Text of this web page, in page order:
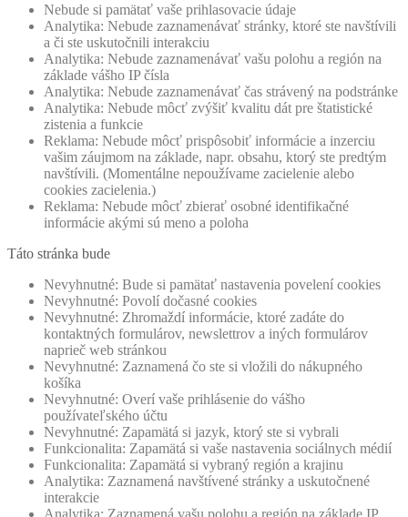
Nebude si pamätať vaše prihlasovacie údaje
Analytika: Nebude zaznamenávať stránky, ktoré ste navštívili
a či ste uskutočnili interakciu
Analytika: Nebude zaznamenávať vašu polohu a región na
základe vášho IP čísla
Analytika: Nebude zaznamenávať čas strávený na podstránke
Analytika: Nebude môcť zvýšiť kvalitu dát pre štatistické
zistenia a funkcie
Reklama: Nebude môcť prispôsobiť informácie a inzerciu
vašim záujmom na základe, napr. obsahu, ktorý ste predtým
navštívili. (Momentálne nepoužívame zacielenie alebo
cookies zacielenia.)
Reklama: Nebude môcť zbierať osobné identifikačné
informácie akými sú meno a poloha
Táto stránka bude
Nevyhnutné: Bude si pamätať nastavenia povelení cookies
Nevyhnutné: Povolí dočasné cookies
Nevyhnutné: Zhromaždí informácie, ktoré zadáte do
kontaktných formulárov, newslettrov a iných formulárov
naprieč web stránkou
Nevyhnutné: Zaznamená čo ste si vložili do nákupného
košíka
Nevyhnutné: Overí vaše prihlásenie do vášho
používateľského účtu
Nevyhnutné: Zapamätá si jazyk, ktorý ste si vybrali
Funkcionalita: Zapamätá si vaše nastavenia sociálnych médií
Funkcionalita: Zapamätá si vybraný región a krajinu
Analytika: Zaznamená navštívené stránky a uskutočnené
interakcie
Analytika: Zaznamená vašu polohu a región na základe IP